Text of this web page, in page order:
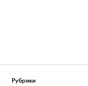
Рубрики